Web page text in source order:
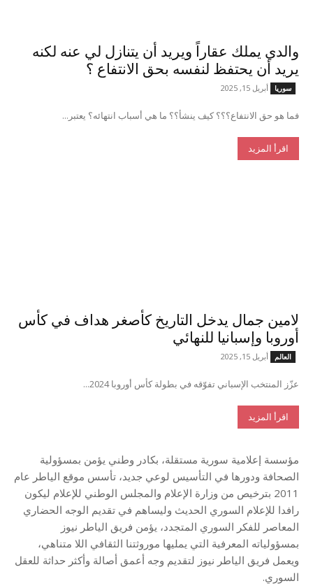
والدي يملك عقاراً ويريد أن يتنازل لي عنه لكنه
يريد أن يحتفظ لنفسه بحق الانتفاع ؟
سوريا أبريل 15, 2025
فما هو حق الانتفاع؟؟؟ كيف ينشأ؟؟ ما هي أسباب انتهائه؟ يعتبر...
اقرأ المزيد
لامين جمال يدخل التاريخ كأصغر هداف في كأس
أوروبا وإسبانيا للنهائي
العالم أبريل 15, 2025
عزّز المنتخب الإسباني تفوّقه في بطولة كأس أوروبا 2024...
اقرأ المزيد
مؤسسة إعلامية سورية مستقلة، بكادر وطني يؤمن بمسؤولية
الصحافة ودورها في التأسيس لوعي جديد، تأسس موقع الياطر عام
2011 بترخيص من وزارة الإعلام والمجلس الوطني للإعلام ليكون
رافدا للإعلام السوري الحديث وليساهم في تقديم الوجه الحضاري
المعاصر للفكر السوري المتجدد، يؤمن فريق الياطر نيوز
بمسؤولياته المعرفية التي يمليها موروثتنا الثقافي اللا متناهي،
ويعمل فريق الياطر نيوز لتقديم وجه أعمق أصالة وأكثر حداثة للعقل
السوري.